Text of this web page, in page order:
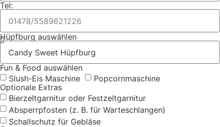
Tel:
Hüpfburg auswählen
Fun & Food auswählen
Slush-Eis Maschine
Popcornmaschine
Optionale Extras
Bierzeltgarnitur oder Festzeltgarnitur
Absperrpfosten (z. B. für Warteschlangen)
Schallschutz für Gebläse